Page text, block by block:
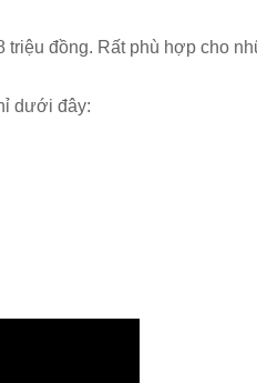
đồng. Rất phù hợp cho
dưới đây: